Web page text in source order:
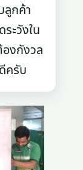
ลูกค้า
ะวังใน
งกังวล
ครับ